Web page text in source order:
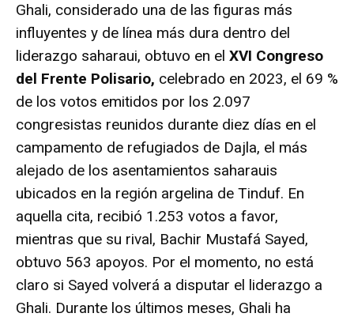
Ghali, considerado una de las figuras más
influyentes y de línea más dura dentro del
liderazgo saharaui, obtuvo en el XVI Congreso
del Frente Polisario, celebrado en 2023, el 69 %
de los votos emitidos por los 2.097
congresistas reunidos durante diez días en el
campamento de refugiados de Dajla, el más
alejado de los asentamientos saharauis
ubicados en la región argelina de Tinduf. En
aquella cita, recibió 1.253 votos a favor,
mientras que su rival, Bachir Mustafá Sayed,
obtuvo 563 apoyos. Por el momento, no está
claro si Sayed volverá a disputar el liderazgo a
Ghali. Durante los últimos meses, Ghali ha